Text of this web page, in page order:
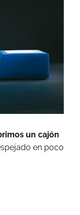
un cajón
en poco